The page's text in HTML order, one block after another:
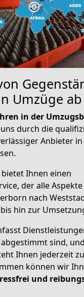
Umzüge ab
in der
durch die
Anbieter in
bietet Ihnen einen
der alle
nach
hin zur
sind,
Ihnen jederzeit
können wir
und